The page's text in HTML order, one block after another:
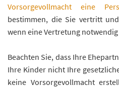
Vorsorgevollmacht eine
bestimmen, die Sie vertritt
wenn eine Vertretung
Beachten Sie, dass Ihre
Ihre Kinder nicht Ihre
keine Vorsorgevollmacht